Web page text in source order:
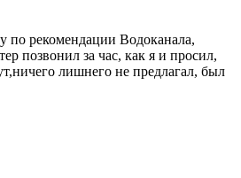
по рекомендации Водоканала,
позвонил за час, как я и просил,
лишнего не предлагал, был